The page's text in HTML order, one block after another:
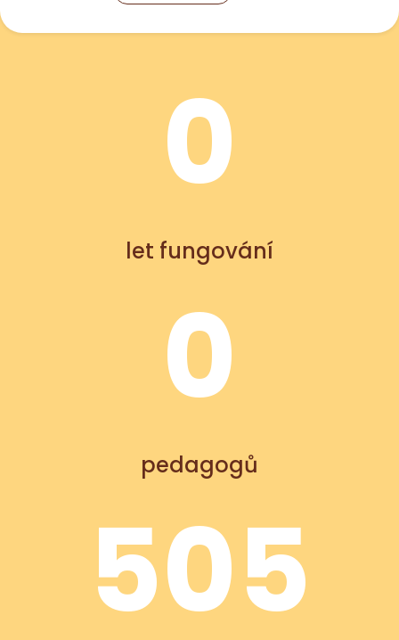
0
let fungování
0
pedagogů
505